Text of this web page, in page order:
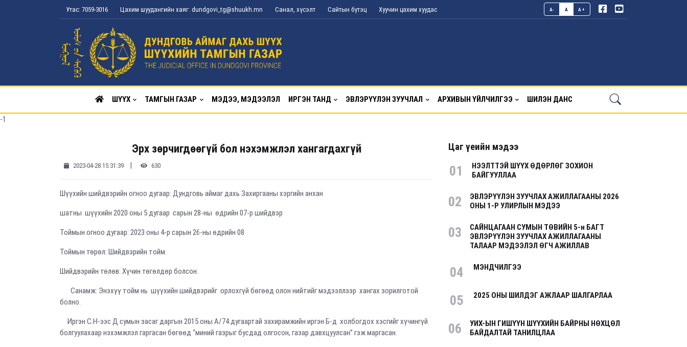
Утас: 7059-3016 Цахим шуудангийн хаяг: dundgovi_tg@shuukh.mn Санал, хүсэлт Сайтын бүтэц Хуучин цахим хуудас A- A A+
ШҮҮХ ТАМГЫН ГАЗАР МЭДЭЭ, МЭДЭЭЛЭЛ ИРГЭН ТАНД ЭВЛЭРҮҮЛЭН ЗУУЧЛАЛ АРХИВЫН ҮЙЛЧИЛГЭЭ ШИЛЭН ДАНС
-1
Эрх зөрчигдөөгүй бол нэхэмжлэл хангагдахгүй
2023-04-28 15:31:39 | 630
Шүүхийн шийдвэрийн огноо дугаар: Дундговь аймаг дахь Захиргааны хэргийн анхан
шатны шүүхийн 2020 оны 5 дугаар сарын 28-ны өдрийн 07-р шийдвэр
Тоймын огноо дугаар: 2023 оны 4-р сарын 26-ны өдрийн 08
Тоймын төрөл: Шийдвэрийн тойм.
Шийдвэрийн төлөв: Хүчин төгөлдөр болсон.
Санамж: Энэхүү тойм нь шүүхийн шийдвэрийг орлохгүй бөгөөд олон нийтийг мэдээллээр хангах зорилготой
болно.
Иргэн С.Н-ээс Д сумын засаг даргын 2015 оны А/74 дугаартай захирамжийн иргэн Б-д холбогдох хэсгийг хүчингүй
болгуулахаар нэхэмжлэл гаргасан бөгөөд “миний газрыг бусдад олгосон, газар давхцуулсан” гэж маргасан.
Цаг үеийн мэдээ
01
НЭЭЛТТЭЙ ШҮҮХ ӨДӨРЛӨГ ЗОХИОН
БАЙГУУЛЛАА
02
ЭВЛЭРҮҮЛЭН ЗУУЧЛАХ АЖИЛЛАГААНЫ 2026
ОНЫ 1-Р УЛИРЛЫН МЭДЭЭ
03
САЙНЦАГААН СУМЫН ТӨВИЙН 5-н БАГТ
ЭВЛЭРҮҮЛЭН ЗУУЧЛАХ АЖИЛЛАГААНЫ
ТАЛААР МЭДЭЭЛЭЛ ӨГЧ АЖИЛЛАВ
04 МЭНДЧИЛГЭЭ
05 2025 ОНЫ ШИЛДЭГ АЖЛААР ШАЛГАРЛАА
06
УИХ-ЫН ГИШҮҮН ШҮҮХИЙН БАЙРНЫ НӨХЦӨЛ
БАЙДАЛТАЙ ТАНИЛЦЛАА